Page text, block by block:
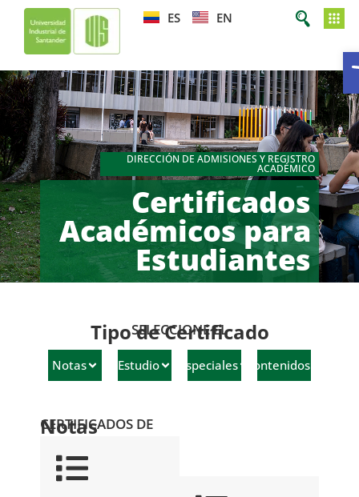
ES EN
DIRECCIÓN DE ADMISIONES Y REGISTRO
ACADÉMICO
Certificados
Académicos para
Estudiantes
SELECCIONE EL
Tipo de Certificado
Notas Estudio Especiales Contenidos
CERTIFICADOS DE
Notas